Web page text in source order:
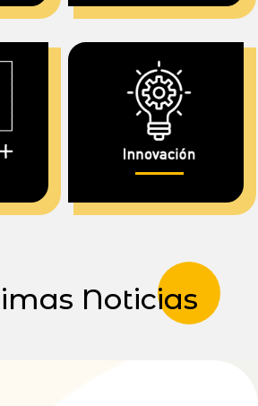
Noticias